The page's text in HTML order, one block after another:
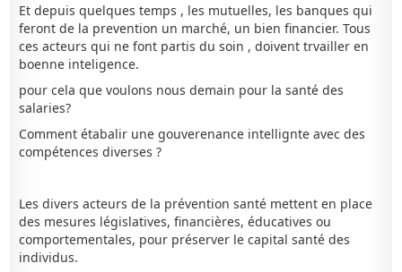
Et depuis quelques temps , les mutuelles, les banques qui
feront de la prevention un marché, un bien financier. Tous
ces acteurs qui ne font partis du soin , doivent trvailler en
boenne inteligence.
pour cela que voulons nous demain pour la santé des
salaries?
Comment étabalir une gouverenance intellignte avec des
compétences diverses ?
Les divers acteurs de la prévention santé mettent en place
des mesures législatives, financières, éducatives ou
comportementales, pour préserver le capital santé des
individus.